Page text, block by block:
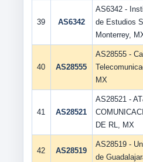
39 AS6342
AS6342 -
de Estudios
Monterrey,
40 AS28555
AS28555 -
MX
41 AS28521
AS28521 -
DE RL, MX
42 AS28519
AS28519 -
de